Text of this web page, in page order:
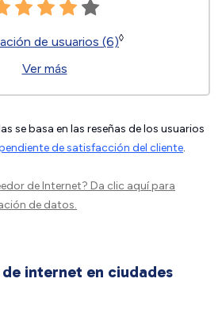
de usuarios (6)◊
Ver más
se basa en las reseñas de los usuarios
de satisfacción del cliente.
de Internet? Da clic aquípara
de datos.
internet en ciudades